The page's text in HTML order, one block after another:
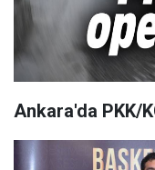
Ankara'da PKK/